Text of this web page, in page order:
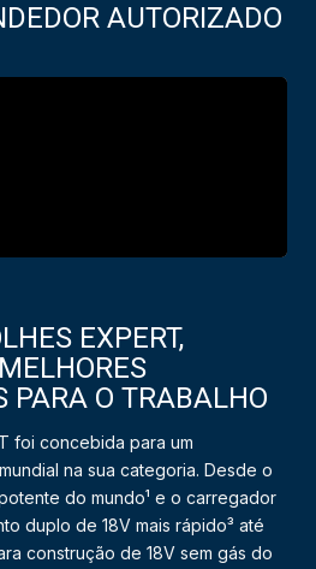
AUTORIZADO
EXPERT,
PARA O TRABALHO
foi concebida para um
na sua categoria. Desde o
do mundo¹ e o carregador
duplo de 18V mais rápido³ até
construção de 18V sem gás do